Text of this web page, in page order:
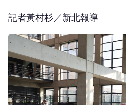
記者黃村杉／新北報導